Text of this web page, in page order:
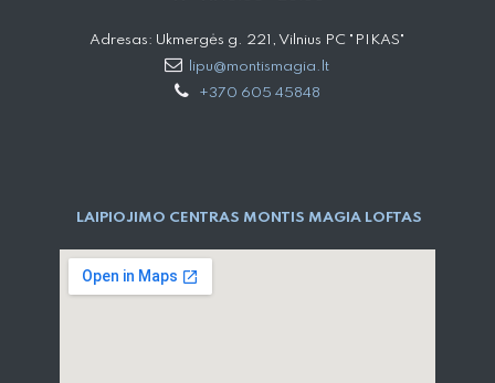
Adresas: Ukmergės g. 221, Vilnius PC "PIKAS"
lipu@montismagia.lt
+370 605 45848
LAIPIOJIMO CENTRAS MONTIS MAGIA LOFTAS